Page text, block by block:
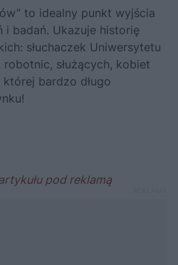
to idealny punkt wyjścia
i badań. Ukazuje historię
słuchaczek Uniwersytetu
służących, kobiet
bardzo długo